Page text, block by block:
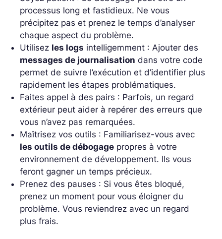
processus long et fastidieux. Ne vous
précipitez pas et prenez le temps d’analyser
chaque aspect du problème.
Utilisez les logs intelligemment : Ajouter des
messages de journalisation dans votre code
permet de suivre l’exécution et d’identifier plus
rapidement les étapes problématiques.
Faites appel à des pairs : Parfois, un regard
extérieur peut aider à repérer des erreurs que
vous n’avez pas remarquées.
Maîtrisez vos outils : Familiarisez-vous avec
les outils de débogage propres à votre
environnement de développement. Ils vous
feront gagner un temps précieux.
Prenez des pauses : Si vous êtes bloqué,
prenez un moment pour vous éloigner du
problème. Vous reviendrez avec un regard
plus frais.